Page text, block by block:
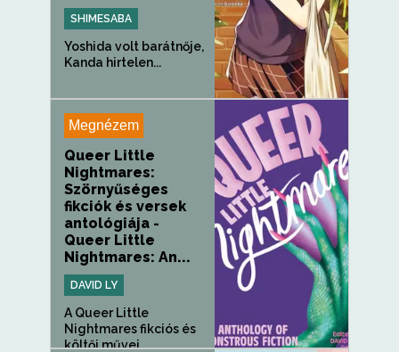
SHIMESABA
Yoshida volt barátnője,
Kanda hirtelen...
Megnézem
Queer Little
Nightmares:
Szörnyűséges
fikciók és versek
antológiája -
Queer Little
Nightmares: An...
DAVID LY
A Queer Little
Nightmares fikciós és
költői művei...